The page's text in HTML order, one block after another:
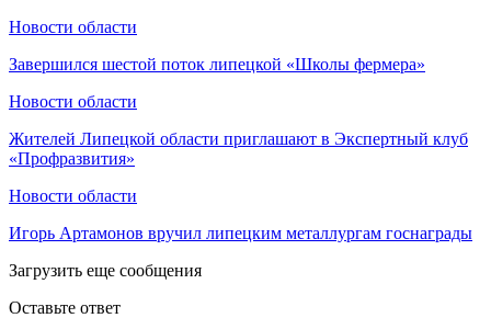
Новости области
Завершился шестой поток липецкой «Школы фермера»
Новости области
Жителей Липецкой области приглашают в Экспертный клуб
«Профразвития»
Новости области
Игорь Артамонов вручил липецким металлургам госнаграды
Загрузить еще сообщения
Оставьте ответ